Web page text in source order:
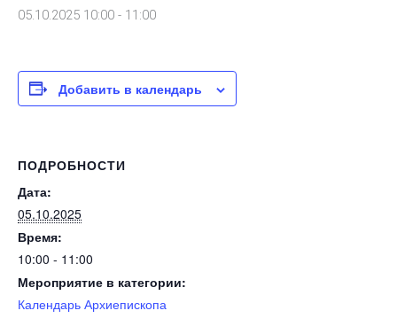
05.10.2025 10:00 - 11:00
Добавить в календарь
ПОДРОБНОСТИ
Дата:
05.10.2025
Время:
10:00 - 11:00
Мероприятие в категории:
Календарь Архиепископа